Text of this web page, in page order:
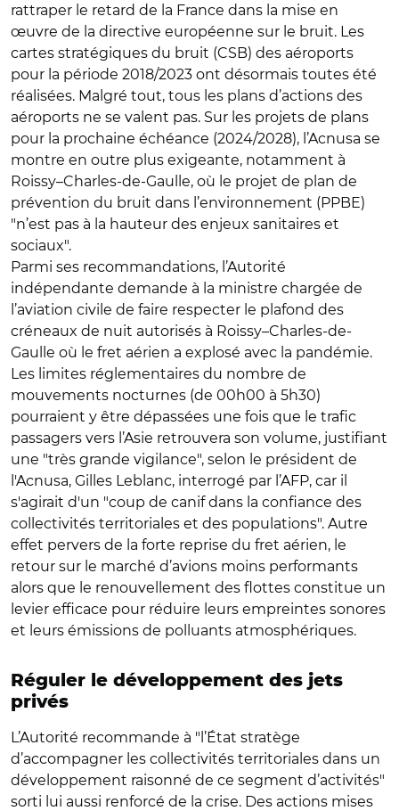
rattraper le retard de la France dans la mise en
œuvre de la directive européenne sur le bruit. Les
cartes stratégiques du bruit (CSB) des aéroports
pour la période 2018/2023 ont désormais toutes été
réalisées. Malgré tout, tous les plans d’actions des
aéroports ne se valent pas. Sur les projets de plans
pour la prochaine échéance (2024/2028), l’Acnusa se
montre en outre plus exigeante, notamment à
Roissy–Charles-de-Gaulle, où le projet de plan de
prévention du bruit dans l’environnement (PPBE)
"n’est pas à la hauteur des enjeux sanitaires et
sociaux".
Parmi ses recommandations, l’Autorité
indépendante demande à la ministre chargée de
l’aviation civile de faire respecter le plafond des
créneaux de nuit autorisés à Roissy–Charles-de-
Gaulle où le fret aérien a explosé avec la pandémie.
Les limites réglementaires du nombre de
mouvements nocturnes (de 00h00 à 5h30)
pourraient y être dépassées une fois que le trafic
passagers vers l’Asie retrouvera son volume, justifiant
une "très grande vigilance", selon le président de
l'Acnusa, Gilles Leblanc, interrogé par l’AFP, car il
s'agirait d'un "coup de canif dans la confiance des
collectivités territoriales et des populations". Autre
effet pervers de la forte reprise du fret aérien, le
retour sur le marché d’avions moins performants
alors que le renouvellement des flottes constitue un
levier efficace pour réduire leurs empreintes sonores
et leurs émissions de polluants atmosphériques.
Réguler le développement des jets
privés
L’Autorité recommande à "l’État stratège
d’accompagner les collectivités territoriales dans un
développement raisonné de ce segment d’activités"
sorti lui aussi renforcé de la crise. Des actions mises